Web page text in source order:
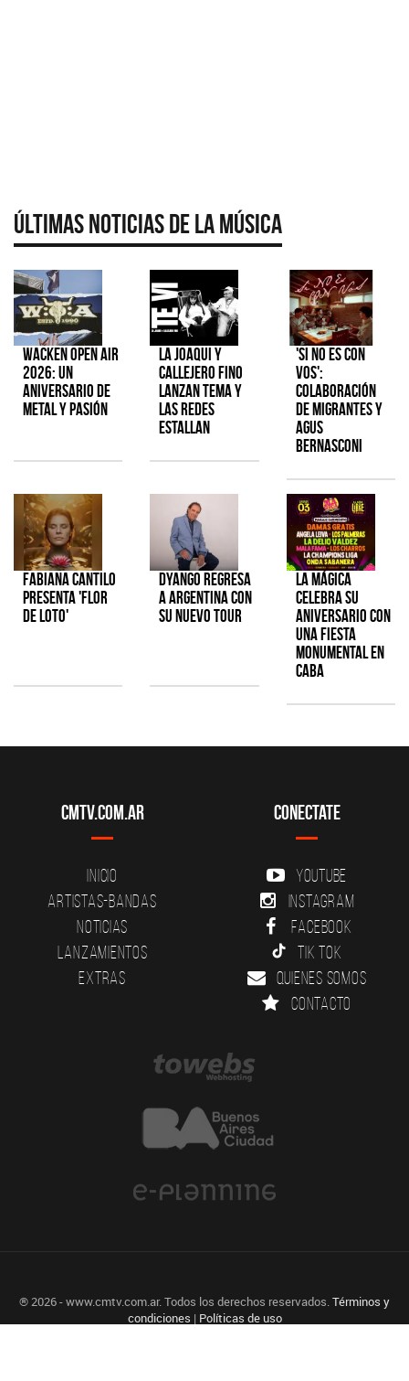
Últimas Noticias de la Música
Wacken Open Air
2026: Un
aniversario de
metal y pasión
La Joaqui y
Callejero Fino
lanzan tema y
las redes
estallan
'Si No Es Con
Vos':
colaboración
de Migrantes y
Agus
Bernasconi
Fabiana Cantilo
presenta 'Flor
de Loto'
Dyango regresa
a Argentina con
su nuevo tour
La Mágica
celebra su
aniversario con
una fiesta
monumental en
CABA
CMTV.com.ar
Inicio
Artistas-Bandas
Noticias
Lanzamientos
Extras
Conectate
YouTube
Instagram
Facebook
Tik Tok
Quienes somos
Contacto
® 2026 - www.cmtv.com.ar. Todos los derechos reservados.Términos y
condiciones | Políticas de uso